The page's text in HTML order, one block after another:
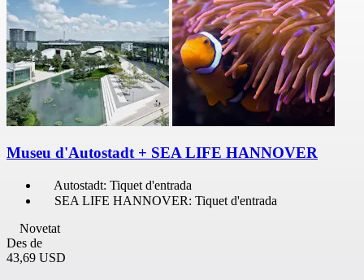
Museu d'Autostadt + SEA LIFE HANNOVER
Autostadt: Tiquet d'entrada
SEA LIFE HANNOVER: Tiquet d'entrada
Novetat
Des de
43,69 USD